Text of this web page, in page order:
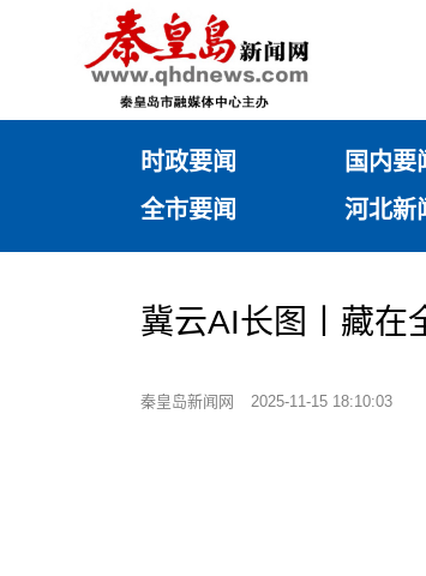
时政要闻 国内要
全市要闻
河北新
冀云AI长图丨藏在
秦皇岛新闻网 2025-11-15 18:10:03